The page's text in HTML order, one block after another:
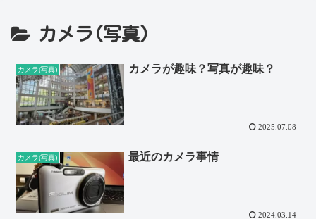
カメラ(写真)
カメラ(写真) カメラが趣味？写真が趣味？
2025.07.08
カメラ(写真) 最近のカメラ事情
2024.03.14